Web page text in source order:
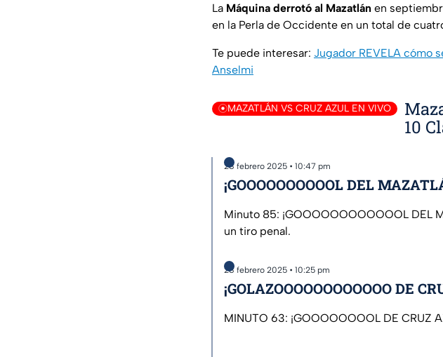
La Máquina derrotó al Mazatlán en
en la Perla de Occidente en un total de
Te puede interesar: Jugador REVELA cómo
Anselmi
MAZATLÁN VS CRUZ AZUL EN VIVO
10
28 febrero 2025 • 10:47 pm
¡GOOOOOOOOOOL DEL
Minuto 85: ¡GOOOOOOOOOOOOL DEL
un tiro penal.
28 febrero 2025 • 10:25 pm
¡GOLAZOOOOOOOOOOOO DE
MINUTO 63: ¡GOOOOOOOOL DE CRUZ